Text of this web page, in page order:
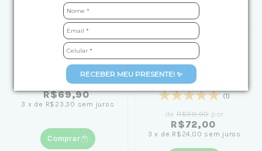
RECEBER MEU PRESENTE! ✨
Brinco de Prata Concha
Texturizada
R$69,90
3 x de R$23,30 sem juros
Comprar
Kit Brinco de Prata Duo
Carre e Liso
(1)
de R$99,90 por
R$72,00
3 x de R$24,00 sem juros